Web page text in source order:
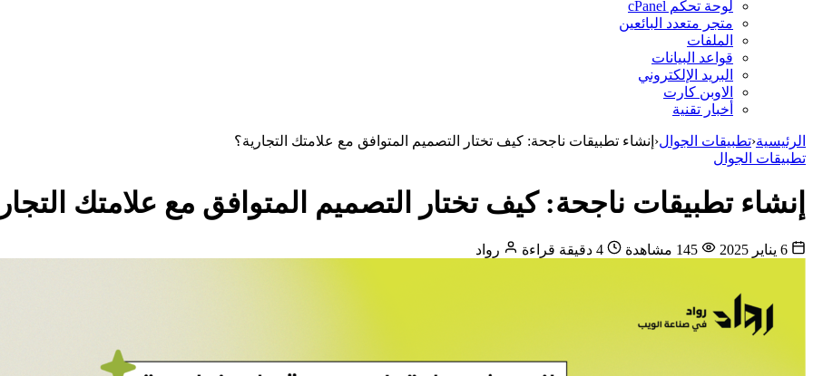
لوحة تحكم cPanel
متجر متعدد البائعين
الملفات
قواعد البيانات
البريد الإلكتروني
الاوبن كارت
أخبار تقنية
الرئيسية‹تطبيقات الجوال‹ إنشاء تطبيقات ناجحة: كيف تختار التصميم المتوافق مع علامتك التجارية؟
تطبيقات الجوال
إنشاء تطبيقات ناجحة: كيف تختار التصميم المتوافق مع علامتك
رواد